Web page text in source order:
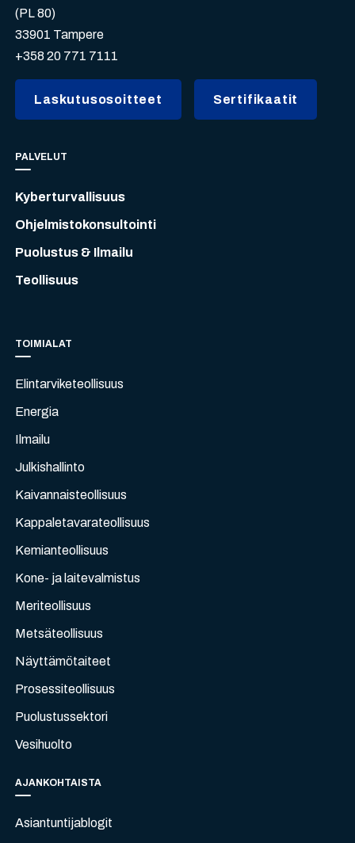
(PL 80)
33901 Tampere
+358 20 771 7111
Laskutusosoitteet Sertifikaatit
PALVELUT
Kyberturvallisuus
Ohjelmistokonsultointi
Puolustus & Ilmailu
Teollisuus
TOIMIALAT
Elintarviketeollisuus
Energia
Ilmailu
Julkishallinto
Kaivannaisteollisuus
Kappaletavarateollisuus
Kemianteollisuus
Kone- ja laitevalmistus
Meriteollisuus
Metsäteollisuus
Näyttämötaiteet
Prosessiteollisuus
Puolustussektori
Vesihuolto
AJANKOHTAISTA
Asiantuntijablogit